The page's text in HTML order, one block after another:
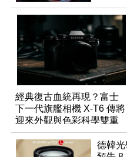
經典復古血統再現？富士
下一代旗艦相機 X-T6 傳將
迎來外觀與色彩科學雙重
優化
德韓